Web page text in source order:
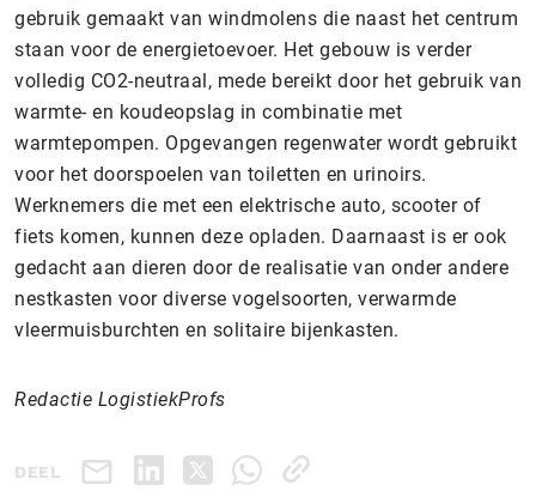
gebruik gemaakt van windmolens die naast het centrum
staan voor de energietoevoer. Het gebouw is verder
volledig CO2-neutraal, mede bereikt door het gebruik van
warmte- en koudeopslag in combinatie met
warmtepompen. Opgevangen regenwater wordt gebruikt
voor het doorspoelen van toiletten en urinoirs.
Werknemers die met een elektrische auto, scooter of
fiets komen, kunnen deze opladen. Daarnaast is er ook
gedacht aan dieren door de realisatie van onder andere
nestkasten voor diverse vogelsoorten, verwarmde
vleermuisburchten en solitaire bijenkasten.
Redactie LogistiekProfs
DEEL